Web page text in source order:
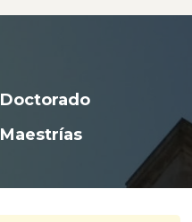
Doctorado
Maestrías